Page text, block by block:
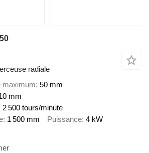
radiale
maximum 50 mm
mm
2 500 tours/minute
1 500 mm Puissance 4 kW